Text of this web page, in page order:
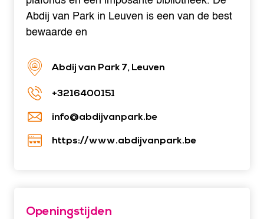
Abdij van Park in Leuven is een van de best
bewaarde en
Abdij van Park 7, Leuven
+3216400151
info@abdijvanpark.be
https://www.abdijvanpark.be
Openingstijden